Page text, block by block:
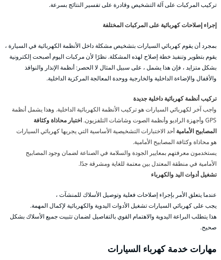
تركيب المركبات على آلة التشخيص وقادرة على تفسير النتائج بسرعة.
إجراء إصلاحات كهربائية على المركبات المختلفة
بمجرد أن يقوم كهربائي السيارات بتشخيص مشكلة داخل الأنظمة الكهربائية في السيارة ،
يقوم بتطوير وتنفيذ خطة إصلاح لهذه المشكلة. نظرًا لأن مركبات اليوم أصبحت إلكترونية
بشكل متزايد ، فإن هذا يشمل ، على سبيل المثال لا الحصر: أنظمة الإنذار والنوافذ
والأقفال والإضاءة الداخلية والخارجية ووحدة المعالجة المركزية الداخلية.
تركيب أنظمة كهربائية داخلية جديدة
واجب آخر لكهربائي السيارات هو تركيب الأنظمة الكهربائية الداخلية. وهذا يشمل أنظمة
GPS وأجهزة الراديو وأنظمة الصوت وشاشات التلفزيون.
اختبار محاذاة وكثافة
المصابيح الأمامية أحد الاختبارات التشخيصية الأساسية التي يجريها كهربائي السيارات
هو محاذاة وكثافة المصابيح الأمامية.
يستخدمون معرفتهم بمعايير الجودة والسلامة في الصناعة لضمان وجود المصابيح
الأمامية في منطقة المعتدل بين معتمة للغاية ومشرقة جدًا.
تشغيل أدوات اليد والكهرباء
عندما يتعلق الأمر بإجراء إصلاحات فعلية وتوصيل الأسلاك للمنشآت ،
يجب على كهربائي السيارات تشغيل الأدوات اليدوية والكهربائية لإكمال المهمة.
هذا يتطلب البراعة اليدوية والاهتمام القوي بالتفاصيل لضمان تثبيت جميع الأسلاك بشكل
صحيح.
مهارات خدمة كهرباء السيارات